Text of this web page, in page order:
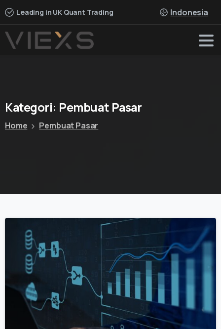
Leading in UK Quant Trading Indonesia
Kategori: Pembuat Pasar
Home Pembuat Pasar
0